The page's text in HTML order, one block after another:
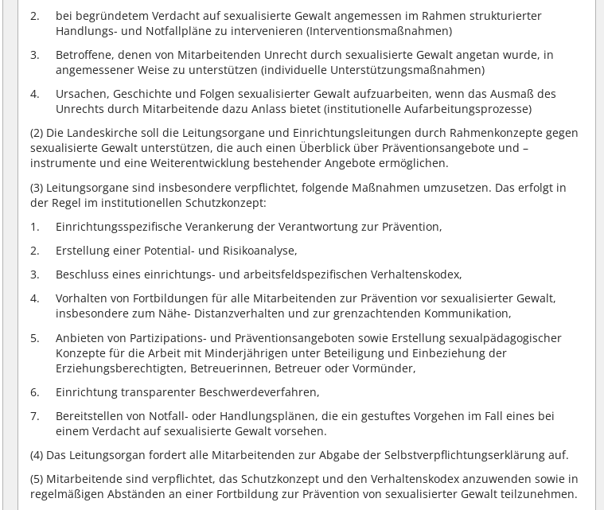
bei begründetem Verdacht auf sexualisierte Gewalt angemessen im Rahmen strukturierter
Handlungs- und Notfallpläne zu intervenieren (Interventionsmaßnahmen)
Betroffene, denen von Mitarbeitenden Unrecht durch sexualisierte Gewalt angetan wurde, in
angemessener Weise zu unterstützen (individuelle Unterstützungsmaßnahmen)
Ursachen, Geschichte und Folgen sexualisierter Gewalt aufzuarbeiten, wenn das Ausmaß des
Unrechts durch Mitarbeitende dazu Anlass bietet (institutionelle Aufarbeitungsprozesse)
(2) Die Landeskirche soll die Leitungsorgane und Einrichtungsleitungen durch Rahmenkonzepte gegen
sexualisierte Gewalt unterstützen, die auch einen Überblick über Präventionsangebote und –
instrumente und eine Weiterentwicklung bestehender Angebote ermöglichen.
(3) Leitungsorgane sind insbesondere verpflichtet, folgende Maßnahmen umzusetzen. Das erfolgt in
der Regel im institutionellen Schutzkonzept:
Einrichtungsspezifische Verankerung der Verantwortung zur Prävention,
Erstellung einer Potential- und Risikoanalyse,
Beschluss eines einrichtungs- und arbeitsfeldspezifischen Verhaltenskodex,
Vorhalten von Fortbildungen für alle Mitarbeitenden zur Prävention vor sexualisierter Gewalt,
insbesondere zum Nähe- Distanzverhalten und zur grenzachtenden Kommunikation,
Anbieten von Partizipations- und Präventionsangeboten sowie Erstellung sexualpädagogischer
Konzepte für die Arbeit mit Minderjährigen unter Beteiligung und Einbeziehung der
Erziehungsberechtigten, Betreuerinnen, Betreuer oder Vormünder,
Einrichtung transparenter Beschwerdeverfahren,
Bereitstellen von Notfall- oder Handlungsplänen, die ein gestuftes Vorgehen im Fall eines bei
einem Verdacht auf sexualisierte Gewalt vorsehen.
(4) Das Leitungsorgan fordert alle Mitarbeitenden zur Abgabe der Selbstverpflichtungserklärung auf.
(5) Mitarbeitende sind verpflichtet, das Schutzkonzept und den Verhaltenskodex anzuwenden sowie in
regelmäßigen Abständen an einer Fortbildung zur Prävention von sexualisierter Gewalt teilzunehmen.